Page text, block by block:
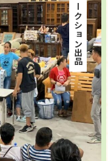
海外オークション出品